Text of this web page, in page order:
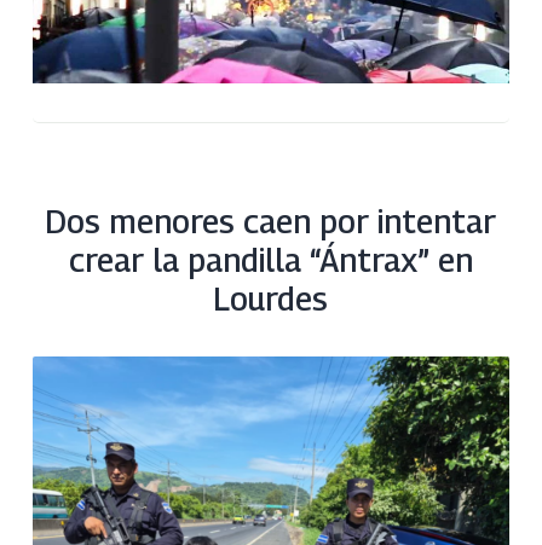
Dos menores caen por intentar
crear la pandilla “Ántrax” en
Lourdes